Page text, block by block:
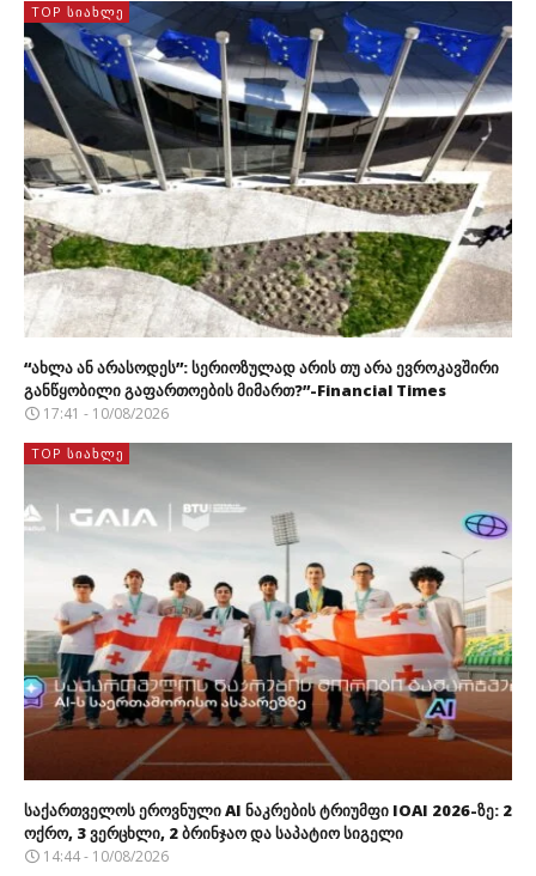
TOP ᲡᲘᲐᲮᲚᲔ
“ახლა ან არასოდეს”: სერიოზულად არის თუ არა ევროკავშირი
განწყობილი გაფართოების მიმართ?”-Financial Times
17:41 - 10/08/2026
TOP ᲡᲘᲐᲮᲚᲔ
საქართველოს ეროვნული AI ნაკრების ტრიუმფი IOAI 2026-ზე: 2
ოქრო, 3 ვერცხლი, 2 ბრინჯაო და საპატიო სიგელი
14:44 - 10/08/2026